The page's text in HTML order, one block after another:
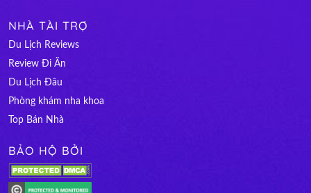
NHÀ TÀI TRỢ
Du Lịch Reviews
Review Đi Ăn
Du Lịch Đâu
Phòng khám nha khoa
Top Bán Nhà
BẢO HỘ BỞI